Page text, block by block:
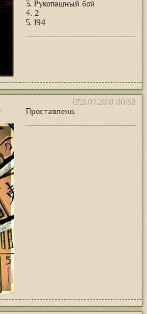
3. Рукопашный бой
4. 2
5. 194
21.07.2010 00:58
Проставлено.